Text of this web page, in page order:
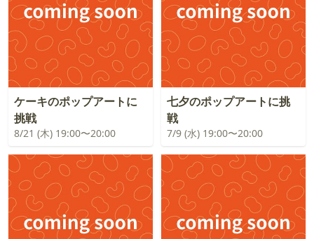
ケーキのポップアートに
挑戦
8/21 (木) 19:00〜20:00
七夕のポップアートに挑
戦
7/9 (水) 19:00〜20:00